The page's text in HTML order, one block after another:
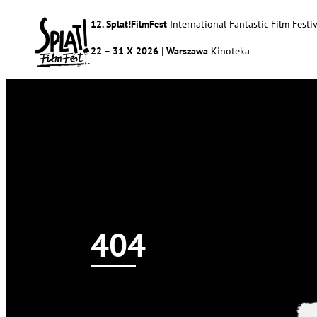
12. Splat!FilmFest International Fantastic Film
22 – 31 X 2026 | Warszawa Kinoteka
404